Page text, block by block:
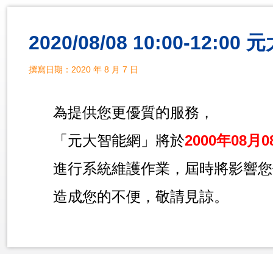
2020/08/08 10:00-12:00 元
撰寫日期：2020 年 8 月 7 日
為提供您更優質的服務，
「元大智能網」將於2000年08月
進行系統維護作業，屆時將影響
造成您的不便，敬請見諒。